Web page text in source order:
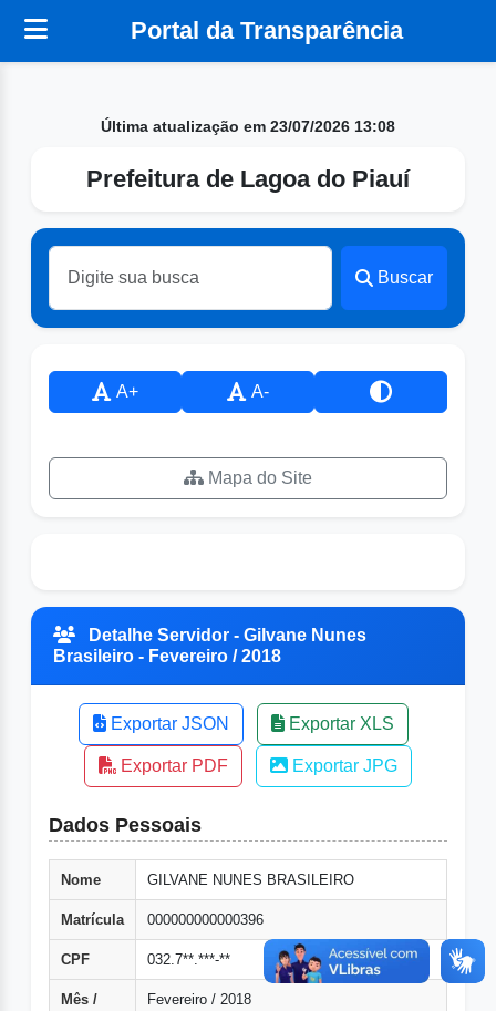
Portal da Transparência
Última atualização em 23/07/2026 13:08
Prefeitura de Lagoa do Piauí
Buscar
A+ A-
Mapa do Site
Detalhe Servidor - Gilvane Nunes
Brasileiro - Fevereiro / 2018
Exportar JSON Exportar XLS
Exportar PDF Exportar JPG
Dados Pessoais
Nome GILVANE NUNES BRASILEIRO
Matrícula 000000000000396
CPF 032.7**.***-**
Mês /
Fevereiro / 2018